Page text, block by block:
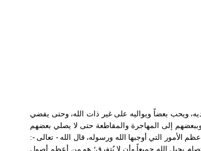
ويحب بعضاً ويواليه على غير ذات الله، وحتى يفضي
وببعضهم إلى المهاجرة والمقاطعة حتى لا يصلي بعضهم
الأمور التي أوجبها الله ورسوله، قال الله - تعالى -:
الاعتصام بحبل الله جميعاً وأن لا يُتفرق؛ هو من أعظم أصول